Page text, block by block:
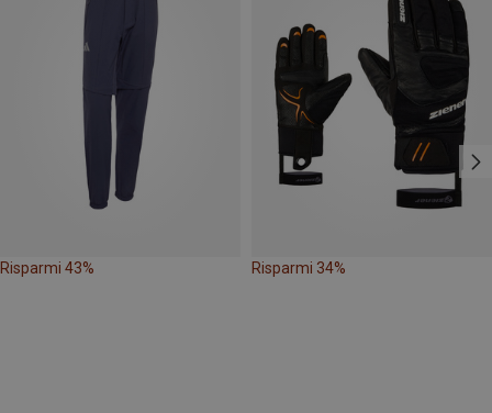
Risparmi 43% Risparmi 34%